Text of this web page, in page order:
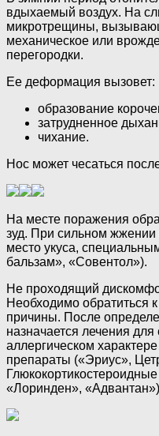
вдыхаемый воздух. На
микротрещины,
механическое или
перегородки.
Ее деформация вызовет:
образование
затрудненное
чихание.
Нос может чесаться
На месте поражения
зуд. При сильном жжении
место укуса,
бальзам», «Совентол»).
Не проходящий
Необходимо обратиться
причины. После
назначается лечения
аллергическом
препараты («Эриус»,
«Лоринден»,